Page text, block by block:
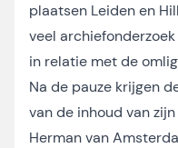
plaatsen Leiden en
veel
in relatie met de
Na de pauze krijgen
van de inhoud van
Herman van